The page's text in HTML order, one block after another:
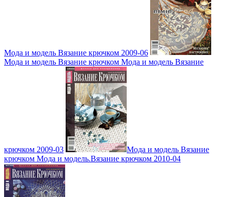
Мода и модель Вязание крючком 2009-06
Мода и модель Вязание крючком Мода и модель Вязание
крючком 2009-03
Мода и модель Вязание
крючком Мода и модель.Вязание крючком 2010-04